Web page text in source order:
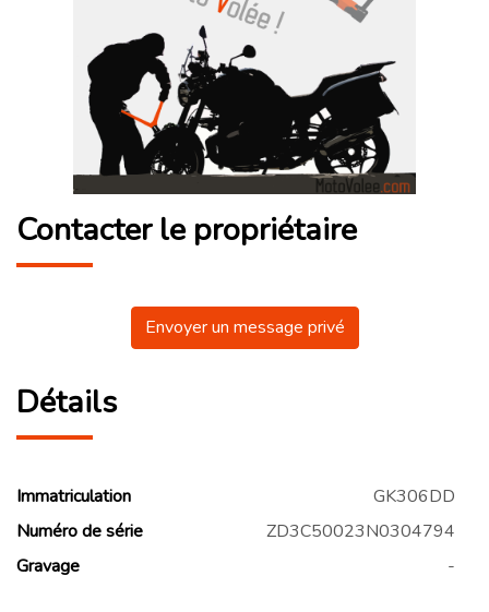
Contacter le propriétaire
Envoyer un message privé
Détails
Immatriculation
GK306DD
Numéro de série
ZD3C50023N0304794
Gravage
-